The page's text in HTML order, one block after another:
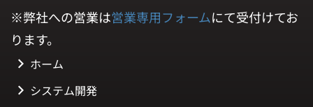
※弊社への営業は営業専用フォームにて受付けてお
ります。
ホーム
システム開発